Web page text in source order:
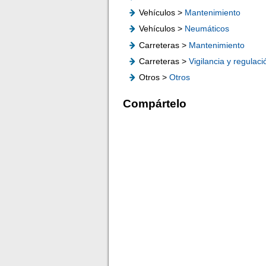
Vehículos > Mantenimiento
Vehículos > Neumáticos
Carreteras > Mantenimiento
Carreteras >Vigilancia y
Otros >Otros
Compártelo